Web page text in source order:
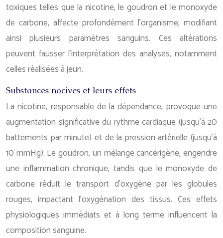
toxiques telles que la nicotine, le goudron et le monoxyde
de carbone, affecte profondément l’organisme, modifiant
ainsi plusieurs paramètres sanguins. Ces altérations
peuvent fausser l’interprétation des analyses, notamment
celles réalisées à jeun.
Substances nocives et leurs effets
La nicotine, responsable de la dépendance, provoque une
augmentation significative du rythme cardiaque (jusqu’à 20
battements par minute) et de la pression artérielle (jusqu’à
10 mmHg). Le goudron, un mélange cancérigène, engendre
une inflammation chronique, tandis que le monoxyde de
carbone réduit le transport d’oxygène par les globules
rouges, impactant l’oxygénation des tissus. Ces effets
physiologiques immédiats et à long terme influencent la
composition sanguine.